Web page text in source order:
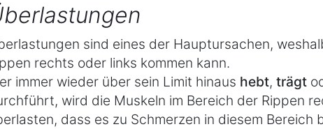
sind eines der Hauptursachen,
rechts oder links kommen kann.
immer wieder über sein Limit hinaus hebt, trägt
wird die Muskeln im Bereich der Rippen
dass es zu Schmerzen in diesem Bereich